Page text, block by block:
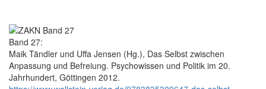
Band 27:
Maik Tändler und Uffa Jensen (Hg.), Das Selbst zwischen
Anpassung und Befreiung. Psychowissen und Politik im 20.
Jahrhundert, Göttingen 2012.